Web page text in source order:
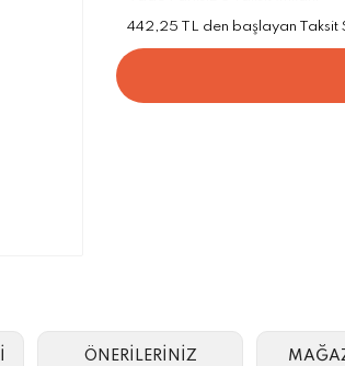
442,25 TL den başlayan Taksit
ÖNERİLERİNİZ